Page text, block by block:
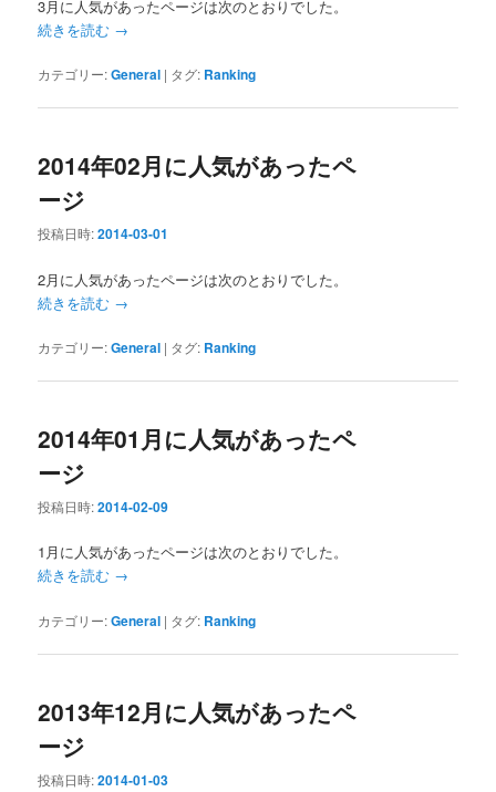
3月に人気があったページは次のとおりでした。
続きを読む →
カテゴリー:General | タグ: Ranking
2014年02月に人気があったペ
ージ
投稿日時:2014-03-01
2月に人気があったページは次のとおりでした。
続きを読む →
カテゴリー:General | タグ: Ranking
2014年01月に人気があったペ
ージ
投稿日時:2014-02-09
1月に人気があったページは次のとおりでした。
続きを読む →
カテゴリー:General | タグ: Ranking
2013年12月に人気があったペ
ージ
投稿日時:2014-01-03